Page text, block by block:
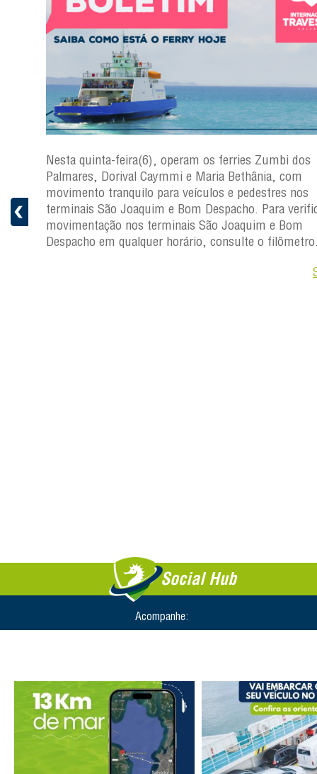
Nesta quinta-feira(6), operam os ferries Zumbi dos
Palmares, Dorival Caymmi e Maria Bethânia, com
movimento tranquilo para veículos e pedestres nos
terminais São Joaquim e Bom Despacho. Para
movimentação nos terminais São Joaquim e Bom
Despacho em qualquer horário, consulte o
Social Hub
Acompanhe: